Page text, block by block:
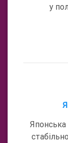
у
Японська